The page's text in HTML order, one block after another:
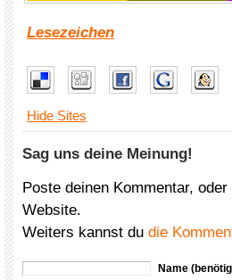
Lesezeichen
Hide Sites
Sag uns deine Meinung!
Poste deinen Kommentar,
Website.
Weiters kannst du die
Name